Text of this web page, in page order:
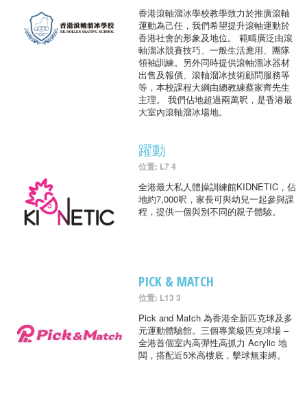
香港滾軸溜冰學校教學致力於推廣滾軸
運動為己任，我們希望提升滾軸運動於
香港社會的形象及地位。 範疇廣泛由滾
軸溜冰競賽技巧、一般生活應用、團隊
領袖訓練。另外同時提供滾軸溜冰器材
出售及報價、滾軸溜冰技術顧問服務等
等，本校課程大綱由總教練蔡家齊先生
主理。 我們佔地超過兩萬呎，是香港最
大室內滾軸溜冰場地。
躍動
位置: L7 4
全港最大私人體操訓練館KIDNETIC，佔
地約7,000呎，家長可與幼兒一起參與課
程，提供一個與別不同的親子體驗。
PICK & MATCH
位置: L13 3
Pick and Match 為香港全新匹克球及多
元運動體驗館。三個專業級匹克球場 –
全港首個室内高彈性高抓力 Acrylic 地
闆，搭配近5米高樓底，擊球無束縛。